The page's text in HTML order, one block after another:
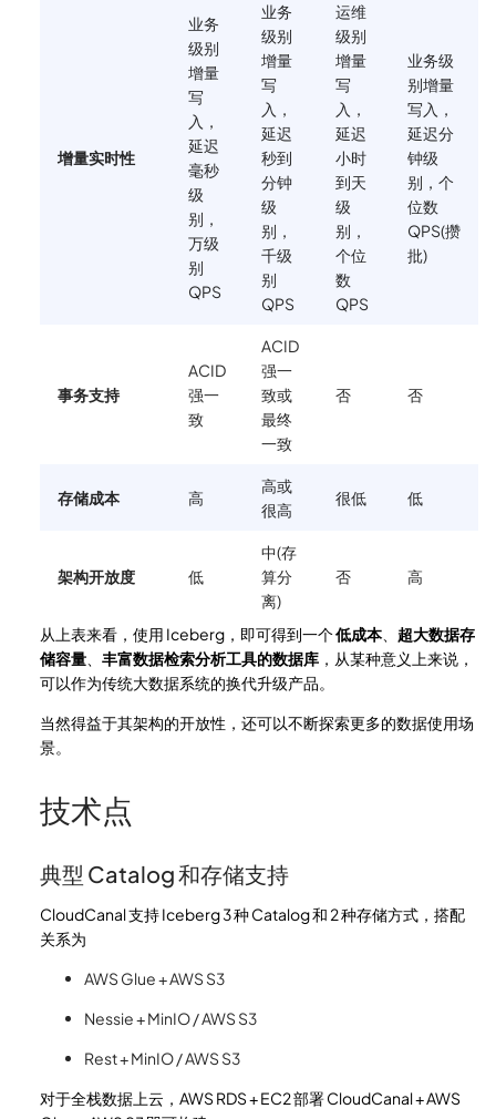
增量实时性
业务
级别
增量
写
入，
延迟
毫秒
级
别，
万级
别
QPS
业务
级别
增量
写
入，
延迟
秒到
分钟
级
别，
千级
别
QPS
运维
级别
增量
写
入，
延迟
小时
到天
级
别，
个位
数
QPS
业务级
别增量
写入，
延迟分
钟级
别，个
位数
QPS(攒
批)
事务支持
ACID
强一
致
ACID
强一
致或
最终
一致
否 否
存储成本 高
高或
很高
很低 低
架构开放度 低
中(存
算分
离)
否 高
从上表来看，使用 Iceberg，即可得到一个低成本、 超大数据存
储容量
丰富数据检索分析工具的数据库 ，从某种意义上来说，
可以作为传统大数据系统的换代升级产品。
当然得益于其架构的开放性，还可以不断探索更多的数据使用场
景。
技术点
典型 Catalog 和存储支持
CloudCanal 支持 Iceberg 3 种 Catalog 和 2 种存储方式，搭配
关系为
AWS Glue + AWS S3
Nessie + MinIO / AWS S3
Rest + MinIO / AWS S3
对于全栈数据上云，AWS RDS + EC2 部署 CloudCanal + AWS